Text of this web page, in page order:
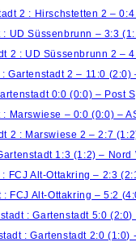
2 : Hirschstetten 2 – 0:4
UD Süssenbrunn – 3:3
2 : UD Süssenbrunn 2 –
Gartenstadt 2 – 11:0 (2:0)
0:0 (0:0) – Post
Marswiese – 0:0 (0:0) –
2 : Marswiese 2 – 2:7
1:3 (1:2) – Nord
FCJ Alt-Ottakring – 2:3
FCJ Alt-Ottakring – 5:2
: Gartenstadt 5:0
: Gartenstadt 2:0 (1:0)